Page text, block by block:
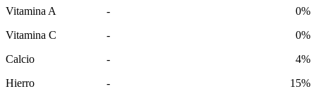
Vitamina A
Vitamina C
Calcio
Hierro
-
-
-
-
0%
0%
4%
15%